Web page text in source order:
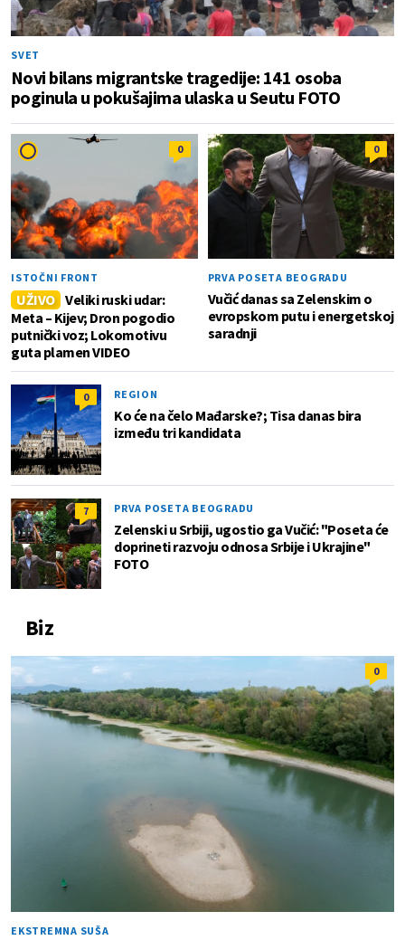
SVET
Novi bilans migrantske tragedije: 141 osoba
poginula u pokušajima ulaska u Seutu FOTO
0
ISTOČNI FRONT
UŽIVO Veliki ruski udar:
Meta – Kijev; Dron pogodio
putnički voz; Lokomotivu
guta plamen VIDEO
0
PRVA POSETA BEOGRADU
Vučić danas sa Zelenskim o
evropskom putu i energetskoj
saradnji
0 REGION
Ko će na čelo Mađarske?; Tisa danas bira
između tri kandidata
7 PRVA POSETA BEOGRADU
Zelenski u Srbiji, ugostio ga Vučić: "Poseta će
doprineti razvoju odnosa Srbije i Ukrajine"
FOTO
Biz
0
EKSTREMNA SUŠA